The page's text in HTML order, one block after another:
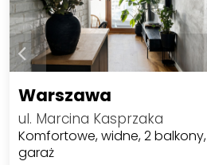
Warszawa
ul. Marcina Kasprzaka
Komfortowe, widne, 2 balkony,
garaż